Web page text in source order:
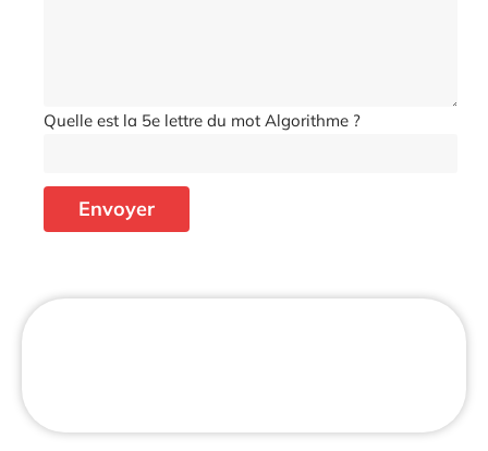
Quelle est la 5e lettre du mot Algorithme ?